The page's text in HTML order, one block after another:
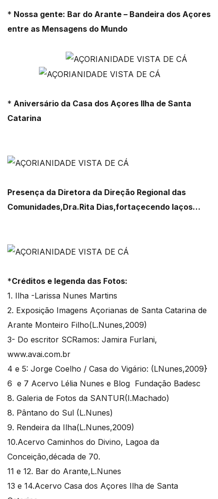
* Nossa gente: Bar do Arante – Bandeira dos Açores
entre as Mensagens do Mundo
* Aniversário da Casa dos Açores Ilha de Santa
Catarina
Presença da Diretora da Direção Regional das
Comunidades,Dra.Rita Dias,fortaçecendo laços…
*Créditos e legenda das Fotos:
1. Ilha -Larissa Nunes Martins
2. Exposição Imagens Açorianas de Santa Catarina de
Arante Monteiro Filho(L.Nunes,2009)
3- Do escritor SCRamos: Jamira Furlani,
www.avai.com.br
4 e 5: Jorge Coelho / Casa do Vigário: (LNunes,2009}
6 e 7 Acervo Lélia Nunes e Blog Fundação Badesc
8. Galeria de Fotos da SANTUR(I.Machado)
8. Pântano do Sul (L.Nunes)
9. Rendeira da Ilha(L.Nunes,2009)
10.Acervo Caminhos do Divino, Lagoa da
Conceição,década de 70.
11 e 12. Bar do Arante,L.Nunes
13 e 14.Acervo Casa dos Açores Ilha de Santa